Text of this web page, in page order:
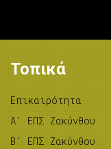
Τοπικά
Επικαιρότητα
A’ ΕΠΣ Ζακύνθου
B’ ΕΠΣ Ζακύνθου